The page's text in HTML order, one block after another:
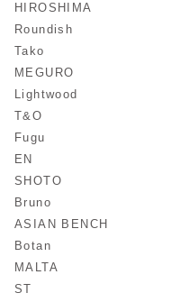
HIROSHIMA
Roundish
Tako
MEGURO
Lightwood
T&O
Fugu
EN
SHOTO
Bruno
ASIAN BENCH
Botan
MALTA
ST